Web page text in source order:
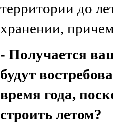
территории до
хранении,
- Получается
будут
время года,
строить летом?